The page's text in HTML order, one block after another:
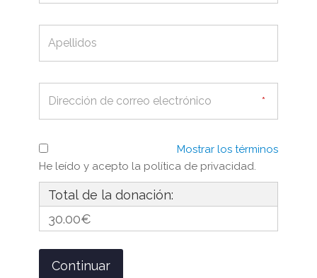
Mostrar los términos
He leído y acepto la política de privacidad.
Total de la donación:
30.00€